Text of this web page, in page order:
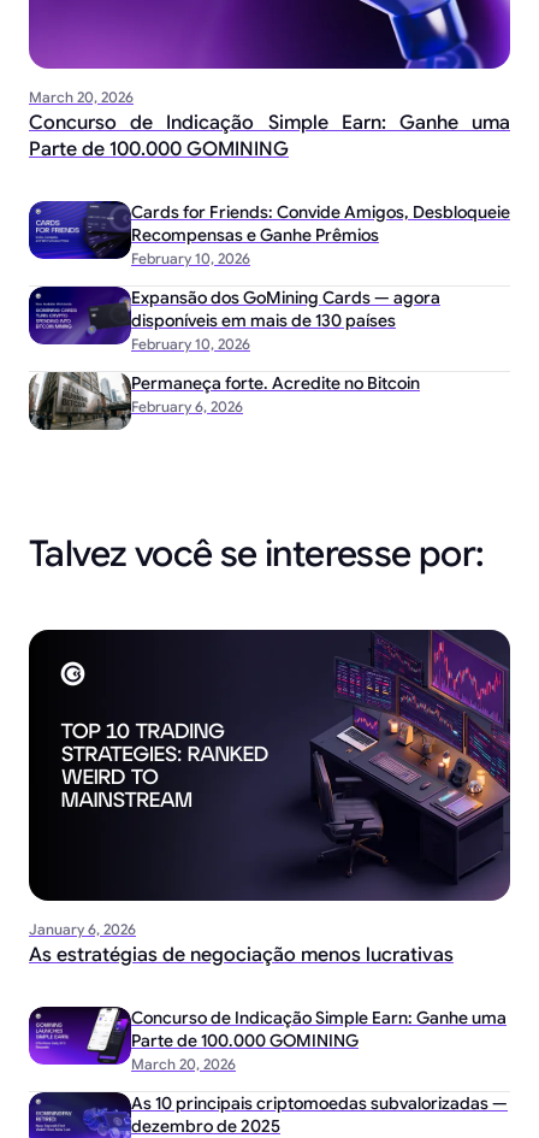
March 20, 2026
Concurso de Indicação Simple Earn: Ganhe uma
Parte de 100.000 GOMINING
February 10, 2026
Cards for Friends: Convide Amigos, Desbloqueie
Recompensas e Ganhe Prêmios
February 10, 2026
Expansão dos GoMining Cards — agora
disponíveis em mais de 130 países
February 6, 2026
Permaneça forte. Acredite no Bitcoin
Talvez você se interesse por:
January 6, 2026
As estratégias de negociação menos lucrativas
March 20, 2026
Concurso de Indicação Simple Earn: Ganhe uma
Parte de 100.000 GOMINING
As 10 principais criptomoedas subvalorizadas —
dezembro de 2025